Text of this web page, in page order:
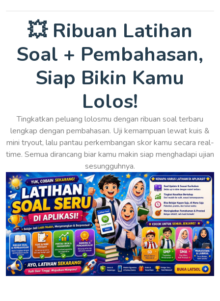
💥 Ribuan Latihan
Soal + Pembahasan,
Siap Bikin Kamu
Lolos!
Tingkatkan peluang lolosmu dengan ribuan soal terbaru
lengkap dengan pembahasan. Uji kemampuan lewat kuis &
mini tryout, lalu pantau perkembangan skor kamu secara real-
time. Semua dirancang biar kamu makin siap menghadapi ujian
sesungguhnya.